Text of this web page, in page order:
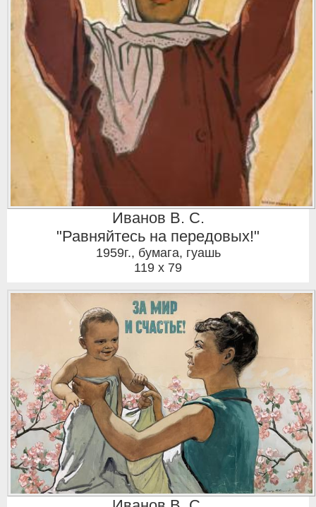
Иванов В. С.
"Равняйтесь на передовых!"
1959г., бумага, гуашь
119 x 79